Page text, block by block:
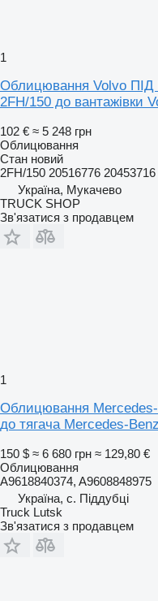
1
Облицювання Volvo
2FH/150 до вантажівки
102 € ≈ 5 248 грн
Облицювання
Стан новий
2FH/150 20516776 20453716
Україна, Мукачево
TRUCK SHOP
Зв'язатися з продавцем
1
Облицювання
до тягача Mercedes-
150 $ ≈ 6 680 грн ≈ 129,80 €
Облицювання
A9618840374, A9608848975
Україна, с. Піддубці
Truck Lutsk
Зв'язатися з продавцем